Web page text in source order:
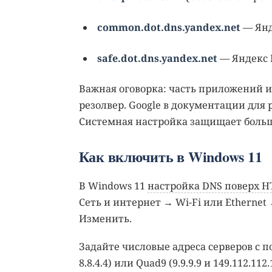
common.dot.dns.yandex.net—
safe.dot.dns.yandex.net— Яндекс
Важная оговорка: часть приложений
резолвер. Google в документации для
Системная настройка защищает
Как включить в Windows 11
В Windows 11 настройка DNS поверх
Сеть и интернет → Wi-Fi или
Изменить.
Задайте числовые адреса серверов с
8.8.4.4) или Quad9 (9.9.9.9 и